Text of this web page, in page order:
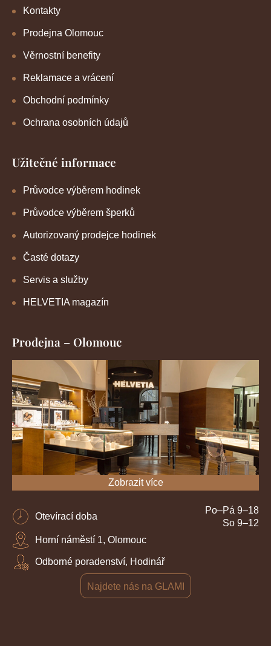
Kontakty
Prodejna Olomouc
Věrnostní benefity
Reklamace a vrácení
Obchodní podmínky
Ochrana osobních údajů
Užitečné informace
Průvodce výběrem hodinek
Průvodce výběrem šperků
Autorizovaný prodejce hodinek
Časté dotazy
Servis a služby
HELVETIA magazín
Prodejna – Olomouc
Zobrazit více
Otevírací doba
Po–Pá 9–18
So 9–12
Horní náměstí 1, Olomouc
Odborné poradenství, Hodinář
Najdete nás na GLAMI